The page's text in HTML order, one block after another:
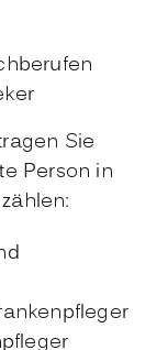
Sie
Person in